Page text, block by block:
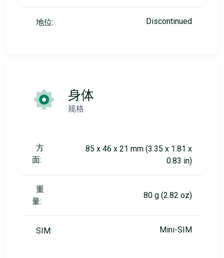
地位: Discontinued
身体
规格
方
面:
85 x 46 x 21 mm (3.35 x 1.81 x
0.83 in)
重
量:
80 g (2.82 oz)
SIM: Mini-SIM